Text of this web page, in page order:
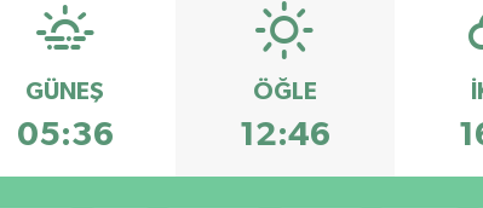
GÜNEŞ
05:36
ÖĞLE
12:46